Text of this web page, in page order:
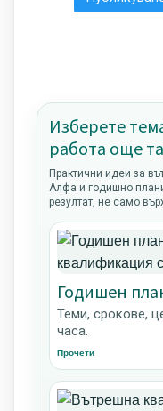
Изберете
работа още
Практични идеи за
Алфа и годишно
резултат, не само
Годишен
Теми, срокове,
часа.
Прочети